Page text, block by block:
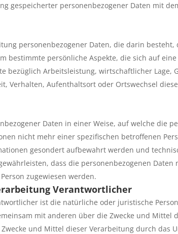
gespeicherter personenbezogener Daten mit
personenbezogener Daten, die darin besteht,
bestimmte persönliche Aspekte, die sich auf
bezüglich Arbeitsleistung, wirtschaftlicher Lage,
Verhalten, Aufenthaltsort oder Ortswechsel
Daten in einer Weise, auf welche die
nicht mehr einer spezifischen betroffenen
gesondert aufbewahrt werden und
dass die personenbezogenen Daten
zugewiesen werden.
Verantwortlicher
ist die natürliche oder juristische
mit anderen über die Zwecke und Mittel
und Mittel dieser Verarbeitung durch das